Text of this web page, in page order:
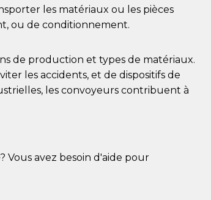
les matériaux ou les pièces
ou de conditionnement.
de production et types de matériaux.
les accidents, et de dispositifs de
les convoyeurs contribuent à
Vous avez besoin d'aide pour